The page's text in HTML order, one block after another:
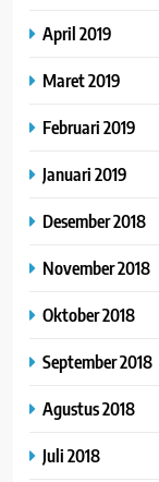
April 2019
Maret 2019
Februari 2019
Januari 2019
Desember 2018
November 2018
Oktober 2018
September 2018
Agustus 2018
Juli 2018